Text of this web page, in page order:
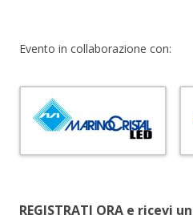
Evento in collaborazione con:
REGISTRATI ORA e ricevi